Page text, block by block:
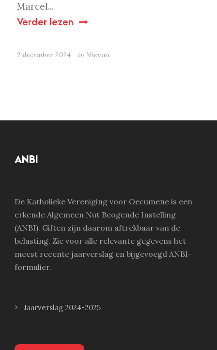
Marcel...
Verder lezen
2 december 2024 in Nieuws
ANBI
De Katholieke Vereniging voor Oecumene is een
erkende Algemeen Nut Beogende Instelling
(ANBI). Giften zijn daarom aftrekbaar van de
belasting. Zie voor alle relevante gegevens het
meest recente jaarverslag en bijgevoegd ANBI-
formulier.
Jaarverslag 2024-2025